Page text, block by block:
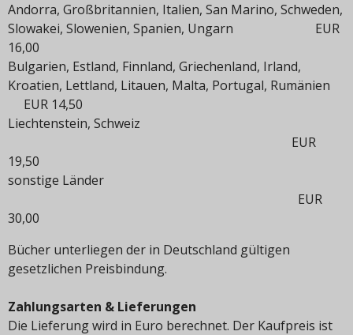
Andorra, Großbritannien, Italien, San Marino, Schweden,
Slowakei, Slowenien, Spanien, Ungarn EUR
16,00
Bulgarien, Estland, Finnland, Griechenland, Irland,
Kroatien, Lettland, Litauen, Malta, Portugal, Rumänien
EUR 14,50
Liechtenstein, Schweiz
EUR
19,50
sonstige Länder
EUR
30,00
Bücher unterliegen der in Deutschland gültigen
gesetzlichen Preisbindung.
Zahlungsarten & Lieferungen
Die Lieferung wird in Euro berechnet. Der Kaufpreis ist